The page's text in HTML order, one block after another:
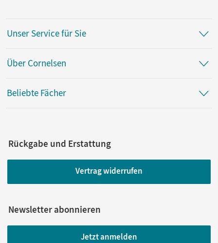
Unser Service für Sie
Über Cornelsen
Beliebte Fächer
Rückgabe und Erstattung
Vertrag widerrufen
Newsletter abonnieren
Jetzt anmelden